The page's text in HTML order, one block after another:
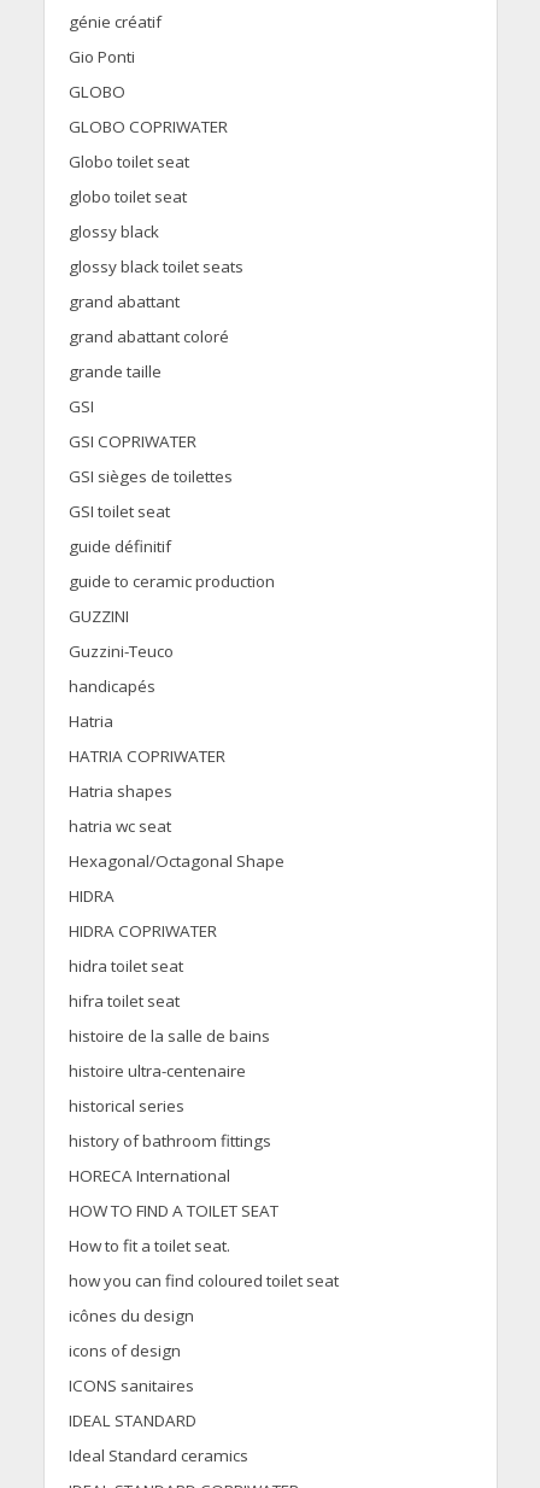
génie créatif
Gio Ponti
GLOBO
GLOBO COPRIWATER
Globo toilet seat
globo toilet seat
glossy black
glossy black toilet seats
grand abattant
grand abattant coloré
grande taille
GSI
GSI COPRIWATER
GSI sièges de toilettes
GSI toilet seat
guide définitif
guide to ceramic production
GUZZINI
Guzzini-Teuco
handicapés
Hatria
HATRIA COPRIWATER
Hatria shapes
hatria wc seat
Hexagonal/Octagonal Shape
HIDRA
HIDRA COPRIWATER
hidra toilet seat
hifra toilet seat
histoire de la salle de bains
histoire ultra-centenaire
historical series
history of bathroom fittings
HORECA International
HOW TO FIND A TOILET SEAT
How to fit a toilet seat.
how you can find coloured toilet seat
icônes du design
icons of design
ICONS sanitaires
IDEAL STANDARD
Ideal Standard ceramics